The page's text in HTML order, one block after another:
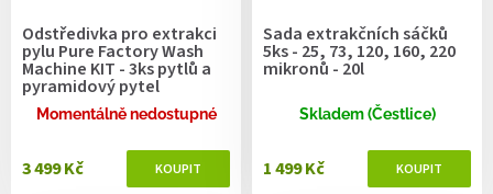
Odstředivka pro extrakci
pylu Pure Factory Wash
Machine KIT - 3ks pytlů a
pyramidový pytel
Momentálně nedostupné
3 499 Kč
Sada extrakčních sáčků
5ks - 25, 73, 120, 160, 220
mikronů - 20l
Skladem (Čestlice)
1 499 Kč